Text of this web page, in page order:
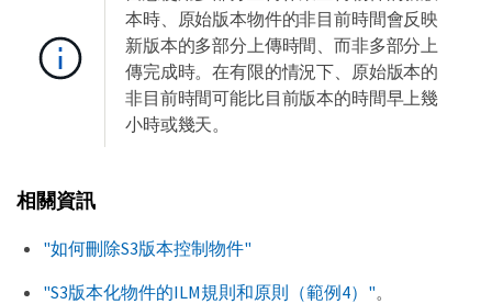
本時、原始版本物件的非目前時間會反映
新版本的多部分上傳時間、而非多部分上
傳完成時。在有限的情況下、原始版本的
非目前時間可能比目前版本的時間早上幾
小時或幾天。
相關資訊
"如何刪除S3版本控制物件"
"S3版本化物件的ILM規則和原則（範例4）"。